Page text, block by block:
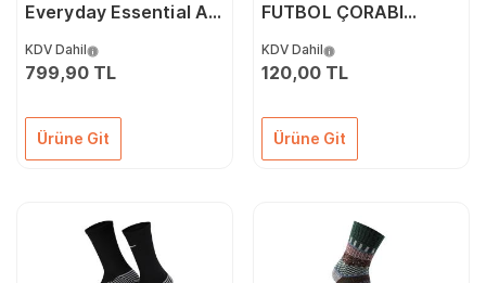
Everyday Essential An
DX5080-100 Beyaz
KDV Dahil
799,90 TL
Ürüne Git
FUTBOL ÇORABI
KDV Dahil
120,00 TL
Ürüne Git